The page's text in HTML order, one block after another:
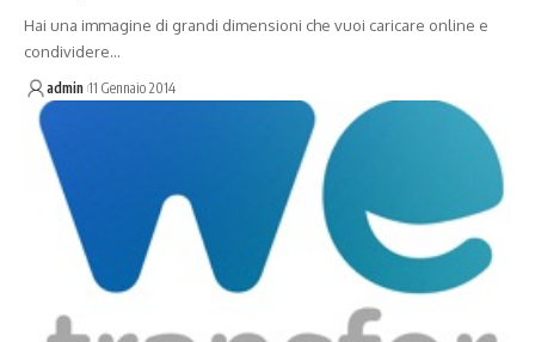
Hai una immagine di grandi dimensioni che vuoi caricare online e
condividere…
admin 11 Gennaio 2014